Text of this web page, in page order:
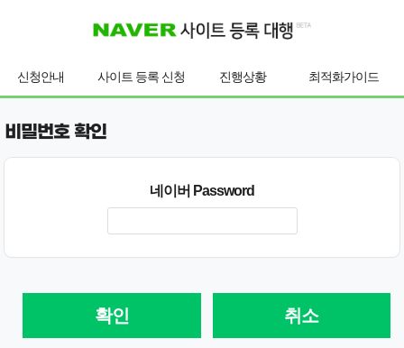
신청안내 사이트 등록 신청 진행상황 최적화가이드
비밀번호 확인
네이버 Password
확인 취소